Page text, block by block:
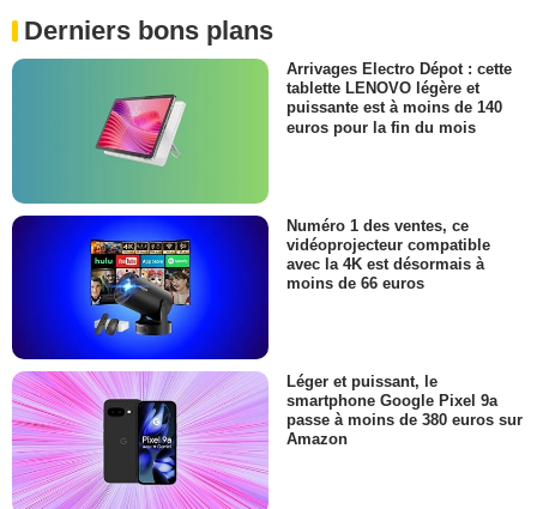
Derniers bons plans
Arrivages Electro Dépot : cette
tablette LENOVO légère et
puissante est à moins de 140
euros pour la fin du mois
Numéro 1 des ventes, ce
vidéoprojecteur compatible
avec la 4K est désormais à
moins de 66 euros
Léger et puissant, le
smartphone Google Pixel 9a
passe à moins de 380 euros sur
Amazon